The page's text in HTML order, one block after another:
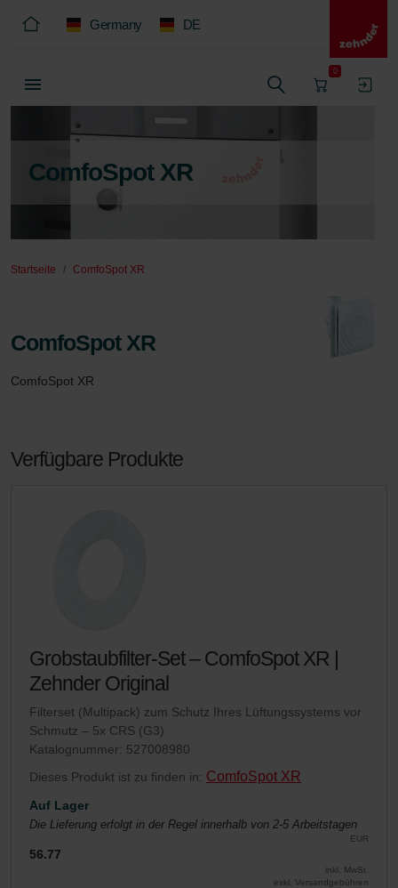
Germany DE
0
ComfoSpot XR
Startseite ComfoSpot XR
ComfoSpot XR
ComfoSpot XR
Verfügbare Produkte
Grobstaubfilter-Set – ComfoSpot XR |
Zehnder Original
Filterset (Multipack) zum Schutz Ihres Lüftungssystems vor
Schmutz – 5x CRS (G3)
Katalognummer: 527008980
Dieses Produkt ist zu finden in: ComfoSpot XR
Auf Lager
Die Lieferung erfolgt in der Regel innerhalb von 2-5 Arbeitstagen
EUR
56.77
inkl. MwSt.
exkl. Versandgebühren